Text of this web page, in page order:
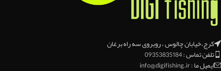
کرج،خیابان چالوس ، روبروی سه راه برغان
تلفن تماس : 09353835184
ایمیل ما : info@digifishing.ir